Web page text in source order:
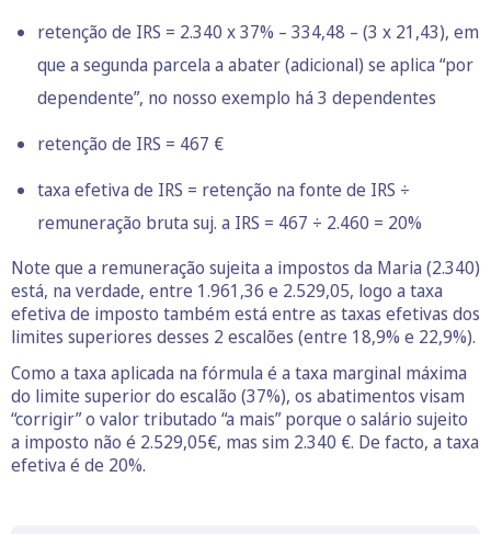
retenção de IRS = 2.340 x 37% – 334,48 – (3 x 21,43), em
que a segunda parcela a abater (adicional) se aplica “por
dependente”, no nosso exemplo há 3 dependentes
retenção de IRS = 467 €
taxa efetiva de IRS = retenção na fonte de IRS ÷
remuneração bruta suj. a IRS = 467 ÷ 2.460 = 20%
Note que a remuneração sujeita a impostos da Maria (2.340)
está, na verdade, entre 1.961,36 e 2.529,05, logo a taxa
efetiva de imposto também está entre as taxas efetivas dos
limites superiores desses 2 escalões (entre 18,9% e 22,9%).
Como a taxa aplicada na fórmula é a taxa marginal máxima
do limite superior do escalão (37%), os abatimentos visam
“corrigir” o valor tributado “a mais” porque o salário sujeito
a imposto não é 2.529,05€, mas sim 2.340 €. De facto, a taxa
efetiva é de 20%.